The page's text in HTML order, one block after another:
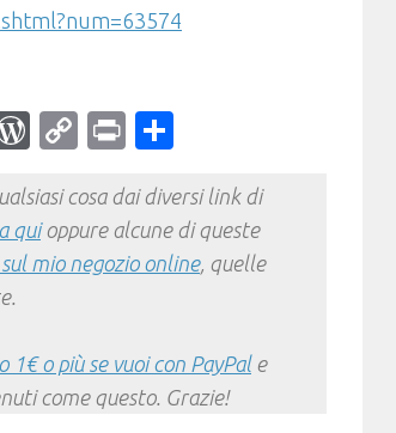
WordPress
CopyPrint
cosa dai diversi link di
quioppure alcune di queste
mio negozio online, quelle
1€ o più se vuoi con PayPale
come questo. Grazie!